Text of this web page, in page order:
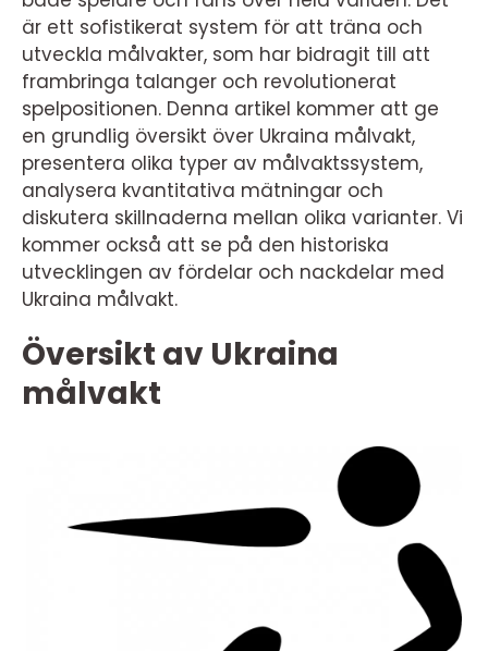
är ett sofistikerat system för att träna och
utveckla målvakter, som har bidragit till att
frambringa talanger och revolutionerat
spelpositionen. Denna artikel kommer att ge
en grundlig översikt över Ukraina målvakt,
presentera olika typer av målvaktssystem,
analysera kvantitativa mätningar och
diskutera skillnaderna mellan olika varianter. Vi
kommer också att se på den historiska
utvecklingen av fördelar och nackdelar med
Ukraina målvakt.
Översikt av Ukraina
målvakt